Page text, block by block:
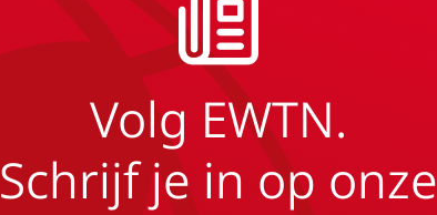
Volg EWTN.
Schrijf je in op onze